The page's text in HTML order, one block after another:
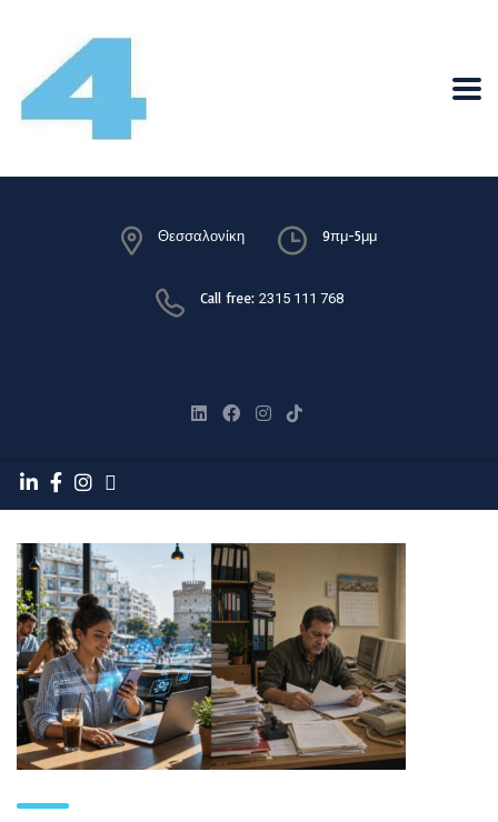
Θεσσαλονίκη 9πμ-5μμ
Call free: 2315 111 768